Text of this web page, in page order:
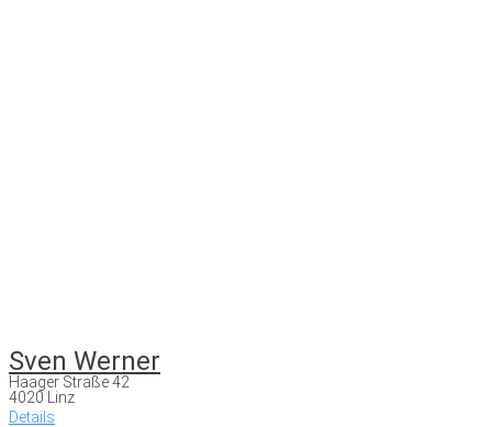
Sven Werner
Haager Straße 42
4020 Linz
Details